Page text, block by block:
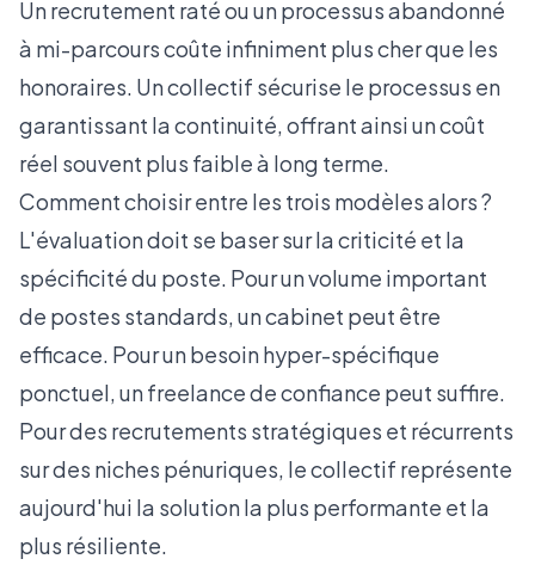
Un recrutement raté ou un processus abandonné
à mi-parcours coûte infiniment plus cher que les
honoraires. Un collectif sécurise le processus en
garantissant la continuité, offrant ainsi un coût
réel souvent plus faible à long terme.
Comment choisir entre les trois modèles alors ?
L'évaluation doit se baser sur la criticité et la
spécificité du poste. Pour un volume important
de postes standards, un cabinet peut être
efficace. Pour un besoin hyper-spécifique
ponctuel, un freelance de confiance peut suffire.
Pour des recrutements stratégiques et récurrents
sur des niches pénuriques, le collectif représente
aujourd'hui la solution la plus performante et la
plus résiliente.